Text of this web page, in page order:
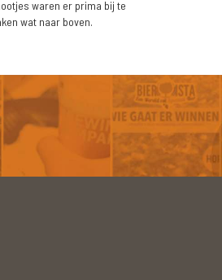
waren er prima bij te
wat naar boven.